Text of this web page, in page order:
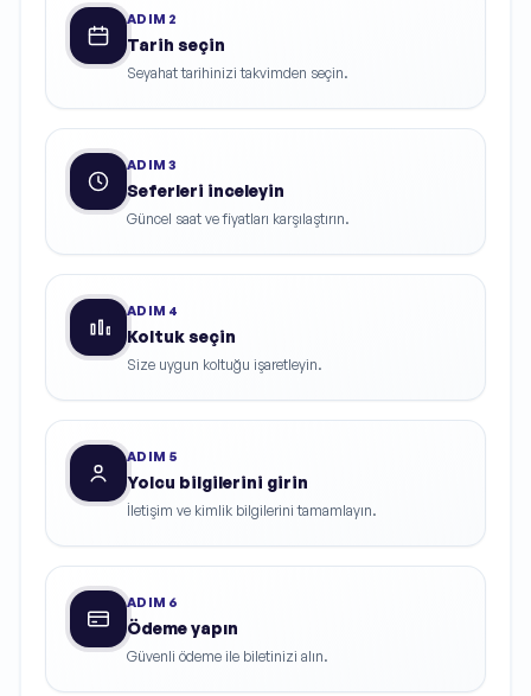
ADIM 2
Tarih seçin
Seyahat tarihinizi takvimden seçin.
ADIM3
Seferleri inceleyin
Güncel saat ve fiyatları karşılaştırın.
ADIM 4
Koltuk seçin
Size uygun koltuğu işaretleyin.
ADIM 5
Yolcu bilgilerini girin
İletişim ve kimlik bilgilerini tamamlayın.
ADIM 6
Ödeme yapın
Güvenli ödeme ile biletinizi alın.